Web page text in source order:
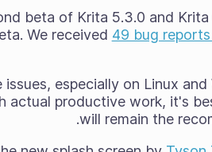
beta of Krita 5.3.0 and
We received 49 bug
especially on Linux
actual productive work, it's
will remain the